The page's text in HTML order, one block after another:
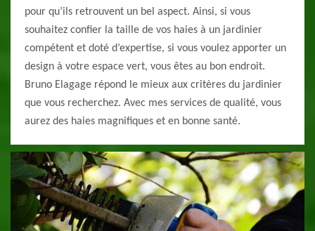
pour qu’ils retrouvent un bel aspect. Ainsi, si vous
souhaitez confier la taille de vos haies à un jardinier
compétent et doté d’expertise, si vous voulez apporter un
design à votre espace vert, vous êtes au bon endroit.
Bruno Elagage répond le mieux aux critères du jardinier
que vous recherchez. Avec mes services de qualité, vous
aurez des haies magnifiques et en bonne santé.